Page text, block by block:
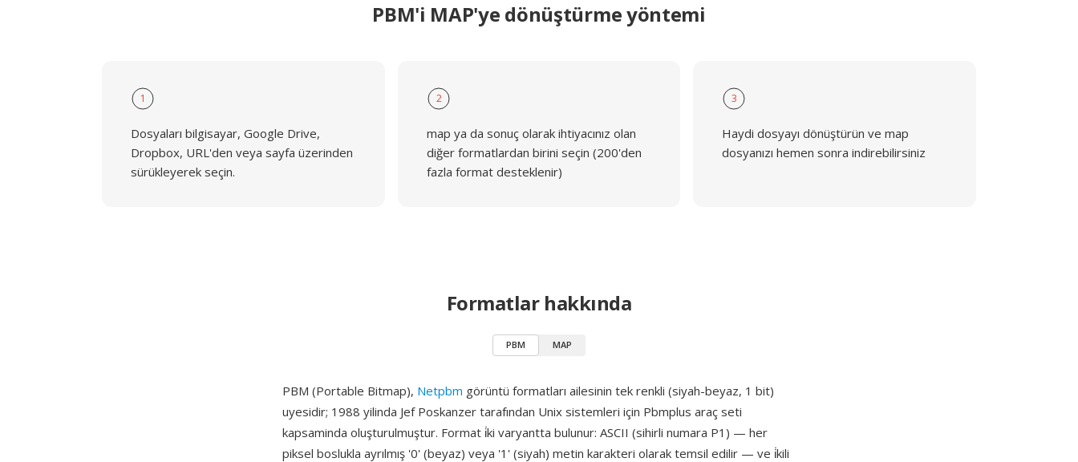
PBM'i MAP'ye dönüştürme yöntemi
1
Dosyaları bilgisayar, Google Drive,
Dropbox, URL'den veya sayfa üzerinden
sürükleyerek seçin.
2
map ya da sonuç olarak ihtiyacınız olan
diğer formatlardan birini seçin (200'den
fazla format desteklenir)
3
Haydi dosyayı dönüştürün ve map
dosyanızı hemen sonra indirebilirsiniz
Formatlar hakkında
PBM MAP
PBM (Portable Bitmap), Netpbm görüntü formatları ailesinin tek renkli (siyah-beyaz, 1 bit)
uyesidir; 1988 yilinda Jef Poskanzer tarafından Unix sistemleri için Pbmplus araç seti
kapsaminda oluşturulmuştur. Format i̇ki varyantta bulunur: ASCII (sihirli numara P1) — her
piksel boslukla ayrılmış '0' (beyaz) veya '1' (siyah) metin karakteri olarak temsil edilir — ve i̇kili